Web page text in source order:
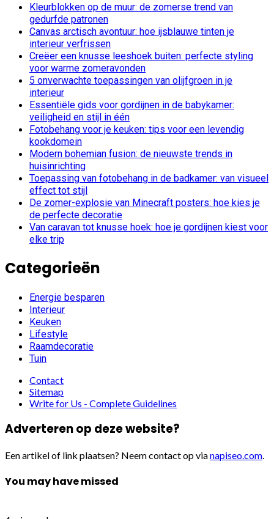
Kleurblokken op de muur: de zomerse trend van
gedurfde patronen
Canvas arctisch avontuur: hoe ijsblauwe tinten je
interieur verfrissen
Creëer een knusse leeshoek buiten: perfecte styling
voor warme zomeravonden
5 onverwachte toepassingen van olijfgroen in je
interieur
Essentiële gids voor gordijnen in de babykamer:
veiligheid en stijl in één
Fotobehang voor je keuken: tips voor een levendig
kookdomein
Modern bohemian fusion: de nieuwste trends in
huisinrichting
Toepassing van fotobehang in de badkamer: van visueel
effect tot stijl
De zomer-explosie van Minecraft posters: hoe kies je
de perfecte decoratie
Van caravan tot knusse hoek: hoe je gordijnen kiest voor
elke trip
Categorieën
Energie besparen
Interieur
Keuken
Lifestyle
Raamdecoratie
Tuin
Contact
Sitemap
Write for Us - Complete Guidelines
Adverteren op deze website?
Een artikel of link plaatsen? Neem contact op vianapiseo.com.
You may have missed